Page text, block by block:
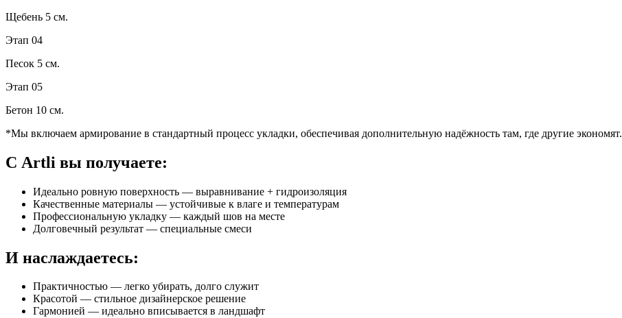
Щебень 5 см.
Этап 04
Песок 5 см.
Этап 05
Бетон 10 см.
*Мы включаем армирование в стандартный процесс укладки, обеспечивая дополнительную надёжность там, где другие экономят.
С Artli вы получаете:
Идеально ровную поверхность — выравнивание + гидроизоляция
Качественные материалы — устойчивые к влаге и температурам
Профессиональную укладку — каждый шов на месте
Долговечный результат — специальные смеси
И наслаждаетесь:
Практичностью — легко убирать, долго служит
Красотой — стильное дизайнерское решение
Гармонией — идеально вписывается в ландшафт